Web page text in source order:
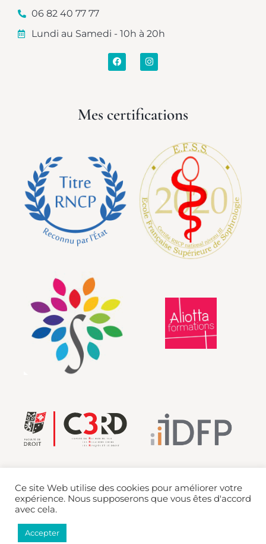
06 82 40 77 77
Lundi au Samedi - 10h à 20h
Mes certifications
Ce site Web utilise des cookies pour améliorer votre
expérience. Nous supposerons que vous êtes d'accord
avec cela.
Accepter